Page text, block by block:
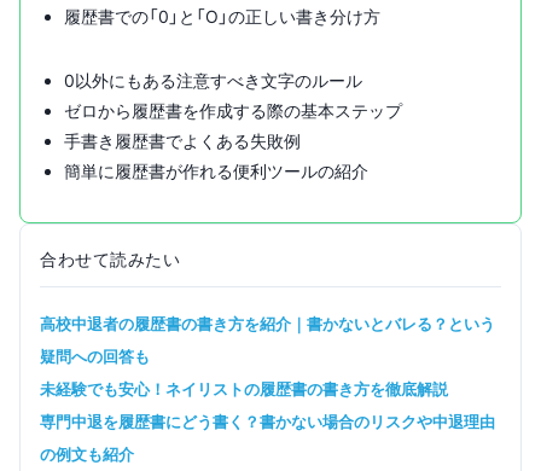
履歴書での「0」と「O」の正しい書き分け方
0以外にもある注意すべき文字のルール
ゼロから履歴書を作成する際の基本ステップ
手書き履歴書でよくある失敗例
簡単に履歴書が作れる便利ツールの紹介
合わせて読みたい
高校中退者の履歴書の書き方を紹介｜書かないとバレる？という
疑問への回答も
未経験でも安心！ネイリストの履歴書の書き方を徹底解説
専門中退を履歴書にどう書く？書かない場合のリスクや中退理由
の例文も紹介